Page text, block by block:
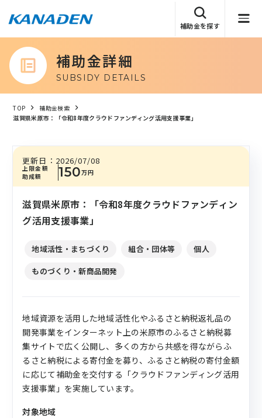
補助金を探す
補助金詳細
SUBSIDY DETAILS
TOP
補助金検索
滋賀県米原市：「令和8年度クラウドファンディング活用支援事業」
上限金額
助成額
150万円
更新日： 2026/07/08
滋賀県米原市：「令和8年度クラウドファンディン
グ活用支援事業」
地域活性・まちづくり 組合・団体等
個人
ものづくり・新商品開発
地域資源を活用した地域活性化やふるさと納税返礼品の
開発事業をインターネット上の米原市のふるさと納税募
集サイトで広く公開し、多くの方から共感を得ながらふ
るさと納税による寄付金を募り、ふるさと納税の寄付金額
に応じて補助金を交付する「クラウドファンディング活用
支援事業」を実施しています。
対象地域